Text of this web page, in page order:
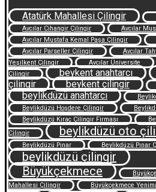
Atatürk Mahallesi Çilingir
Avcılar Cihangir Çilingir
Avcılar
Avcılar Mustafa Kemal Paşa Çilingir
Avcılar Parseller Çilingir
Avcılar
Yeşilkent Çilingir
Avcılar Üniversite
Çilingir
beykent anahtarcı
çilingir
beykent çilingir
beylikdüzü anahtarcı
Beylikdüzü Hoşdere Çilingir
Beylikdüzü Kıraç Çilingir Firması
Çilingir
beylikdüzü oto
Beylikdüzü Pınar Beylikdüzü Pınar
beylikdüzü çilingir
Büyükçekmece
Mahallesi Çilingir
Büyükçekmece